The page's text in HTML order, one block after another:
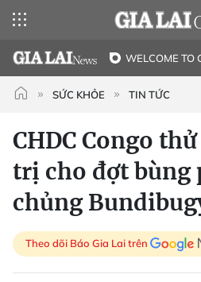
WELCOME TO
SỨC KHỎE TIN TỨC
CHDC Congo
trị cho đợt bùng
chủng
Theo dõi Báo Gia Lai trên